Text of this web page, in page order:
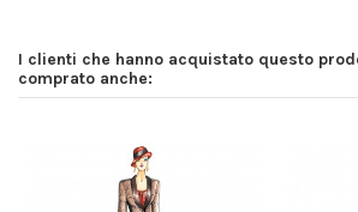
I clienti che hanno acquistato questo
comprato anche: